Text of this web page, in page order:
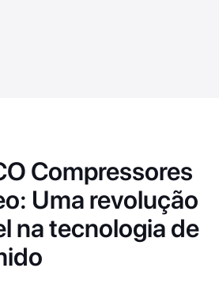
Compressores
Uma revolução
na tecnologia de